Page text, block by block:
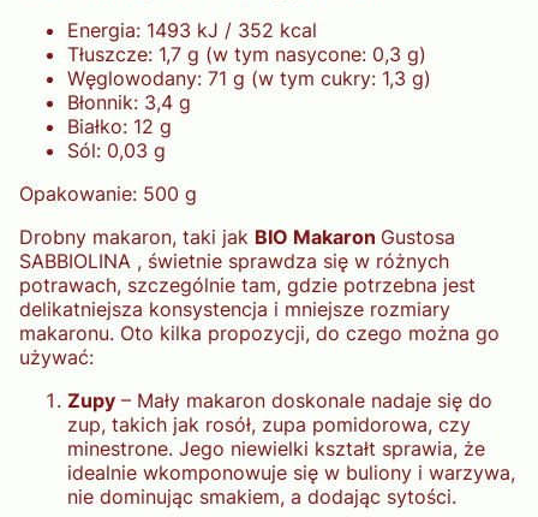
Energia: 1493 kJ / 352 kcal
Tłuszcze: 1,7 g (w tym nasycone: 0,3 g)
Węglowodany: 71 g (w tym cukry: 1,3 g)
Błonnik: 3,4 g
Białko: 12 g
Sól: 0,03 g
Opakowanie: 500 g
Drobny makaron, taki jak BIO Makaron Gustosa
SABBIOLINA , świetnie sprawdza się w różnych
potrawach, szczególnie tam, gdzie potrzebna jest
delikatniejsza konsystencja i mniejsze rozmiary
makaronu. Oto kilka propozycji, do czego można go
używać:
Zupy – Mały makaron doskonale nadaje się do
zup, takich jak rosół, zupa pomidorowa, czy
minestrone. Jego niewielki kształt sprawia, że
idealnie wkomponowuje się w buliony i warzywa,
nie dominując smakiem, a dodając sytości.